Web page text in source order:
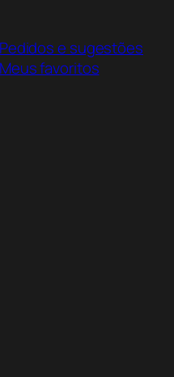
Pedidos e sugestões
Meus favoritos